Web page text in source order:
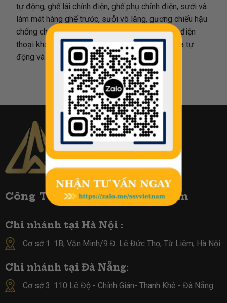
tự động, ghế lái chỉnh điện, ghế phụ chỉnh điện, sưởi và
làm mát hàng ghế trước, sưởi vô lăng, gương chiếu hậu
chống chói tự động, rèm che nắng cửa sổ, sạc điện
thoại không dây chuẩn Qi, 12 loa Bose, điều hòa tự
động và khởi động từ xa.
Công TY Biển Số Đẹp Việt Nam
Chi nhánh tại Hà Nội :
Cơ sở 1: 1B, Văn Minh/9 Đ. Lê Đức Thọ, Từ Liêm, Hà Nội
Chi nhánh tại Đà Nẵng:
Cơ sở 3: 110 Lê Độ - Chính Gián- Thanh Khê - Đà Nẵng